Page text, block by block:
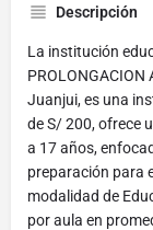
Descripción
La institución
PROLONGACION
Juanjui, es una
de S/ 200, ofrece
a 17 años,
preparación para
modalidad de
por aula en